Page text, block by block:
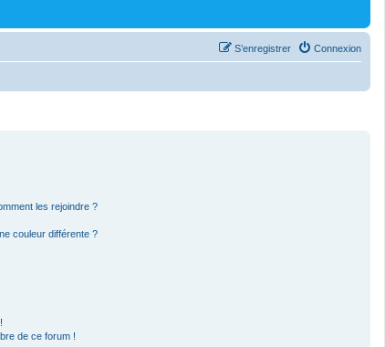
Connexion
S’enregistrer
les rejoindre ?
couleur différente ?
de ce forum !